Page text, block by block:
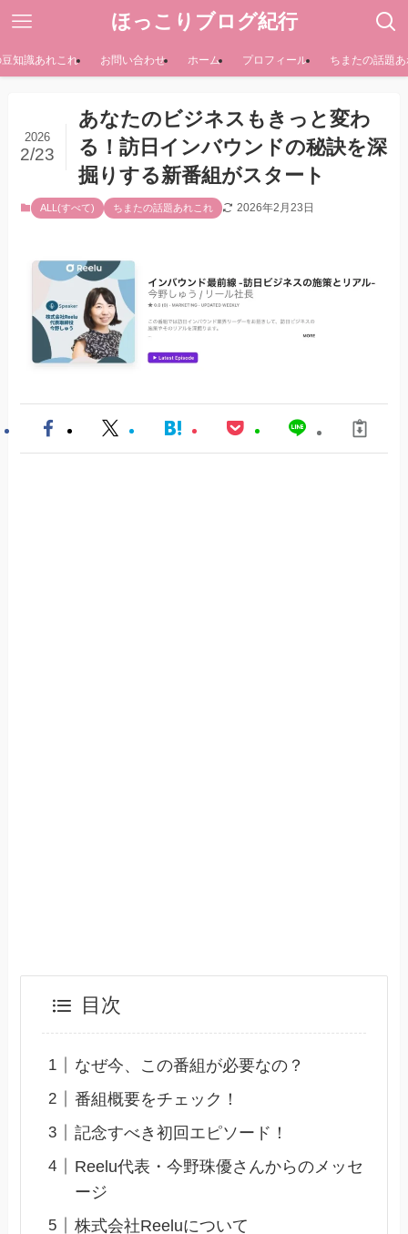
ほっこりブログ紀行
知識あれこれ お問い合わせ ホーム プロフィール ちまたの話題
あなたのビジネスもきっと変わ
る！訪日インバウンドの秘訣を深
掘りする新番組がスタート
2026
2/23
ALL(すべて) ちまたの話題あれこれ 2026年2月23日
目次
なぜ今、この番組が必要なの？
番組概要をチェック！
記念すべき初回エピソード！
Reelu代表・今野珠優さんからのメッセ
ージ
株式会社Reeluについて